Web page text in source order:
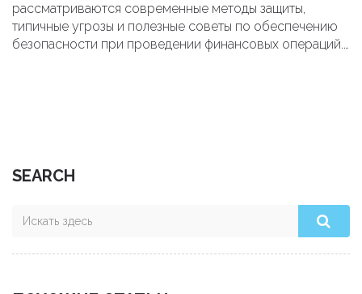
рассматриваются современные методы защиты,
типичные угрозы и полезные советы по обеспечению
безопасности при проведении финансовых операций.
SEARCH